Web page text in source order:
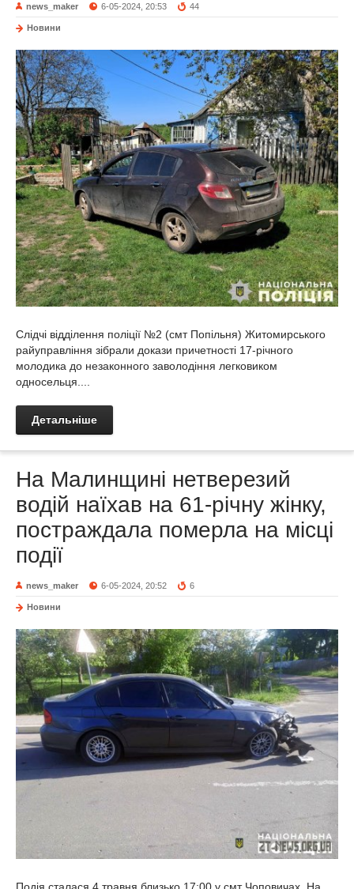
news_maker 6-05-2024, 20:53 44
Новини
Слідчі відділення поліції №2 (смт Попільня) Житомирського
райуправління зібрали докази причетності 17-річного
молодика до незаконного заволодіння легковиком
односельця....
Детальніше
На Малинщині нетверезий
водій наїхав на 61-річну жінку,
постраждала померла на місці
події
news_maker 6-05-2024, 20:52 6
Новини
Подія сталася 4 травня близько 17:00 у смт Чоповичах. На